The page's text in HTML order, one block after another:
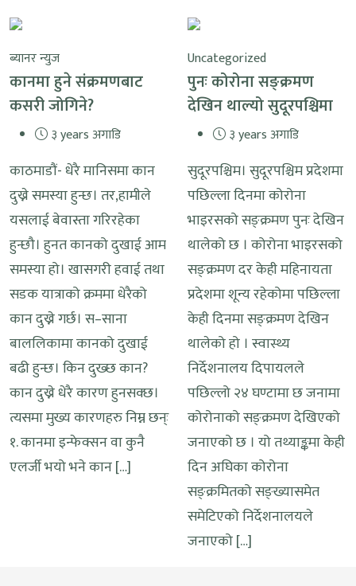
ब्यानर न्युज
कानमा हुने संक्रमणबाट
कसरी जोगिने?
३ years अगाडि
काठमाडौं- धेरै मानिसमा कान
दुख्ने समस्या हुन्छ। तर,हामीले
यसलाई बेवास्ता गरिरहेका
हुन्छौ। हुनत कानको दुखाई आम
समस्या हो। खासगरी हवाई तथा
सडक यात्राको क्रममा धेरैको
कान दुख्ने गर्छ। स–साना
बाललिकामा कानको दुखाई
बढी हुन्छ। किन दुख्छ कान?
कान दुख्ने धेरै कारण हुनसक्छ।
त्यसमा मुख्य कारणहरु निम्न छन्ः
१. कानमा इन्फेक्सन वा कुनै
एलर्जी भयो भने कान […]
Uncategorized
पुनः कोरोना सङ्क्रमण
देखिन थाल्यो सुदूरपश्चिमा
३ years अगाडि
सुदूरपश्चिम। सुदूरपश्चिम प्रदेशमा
पछिल्ला दिनमा कोरोना
भाइरसको सङ्क्रमण पुनः देखिन
थालेको छ । कोरोना भाइरसको
सङ्क्रमण दर केही महिनायता
प्रदेशमा शून्य रहेकोमा पछिल्ला
केही दिनमा सङ्क्रमण देखिन
थालेको हो । स्वास्थ्य
निर्देशनालय दिपायलले
पछिल्लो २४ घण्टामा छ जनामा
कोरोनाको सङ्क्रमण देखिएको
जनाएको छ । यो तथ्याङ्कमा केही
दिन अघिका कोरोना
सङ्क्रमितको सङ्ख्यासमेत
समेटिएको निर्देशनालयले
जनाएको […]